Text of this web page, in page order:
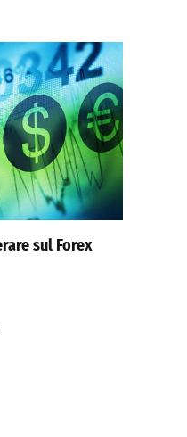
sul Forex